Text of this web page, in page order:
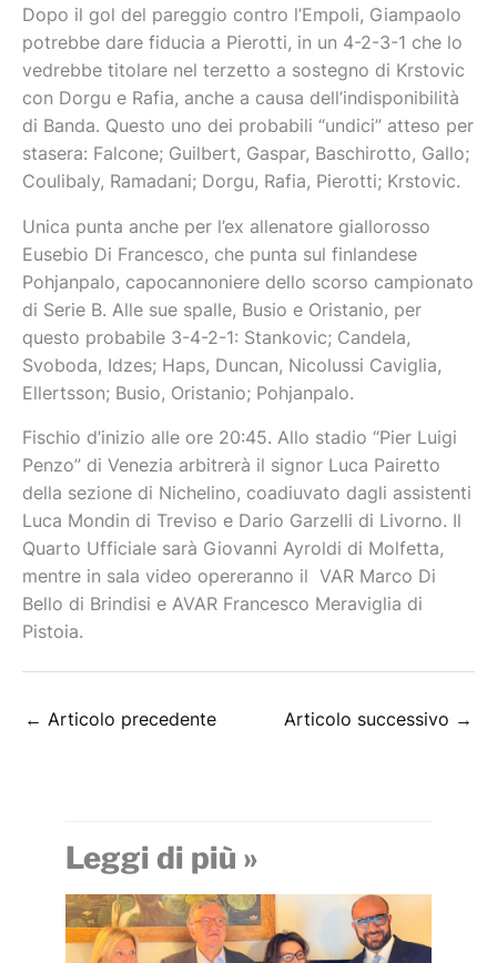
Dopo il gol del pareggio contro l’Empoli, Giampaolo
potrebbe dare fiducia a Pierotti, in un 4-2-3-1 che lo
vedrebbe titolare nel terzetto a sostegno di Krstovic
con Dorgu e Rafia, anche a causa dell’indisponibilità
di Banda. Questo uno dei probabili “undici” atteso per
stasera: Falcone; Guilbert, Gaspar, Baschirotto, Gallo;
Coulibaly, Ramadani; Dorgu, Rafia, Pierotti; Krstovic.
Unica punta anche per l’ex allenatore giallorosso
Eusebio Di Francesco, che punta sul finlandese
Pohjanpalo, capocannoniere dello scorso campionato
di Serie B. Alle sue spalle, Busio e Oristanio, per
questo probabile 3-4-2-1: Stankovic; Candela,
Svoboda, Idzes; Haps, Duncan, Nicolussi Caviglia,
Ellertsson; Busio, Oristanio; Pohjanpalo.
Fischio d’inizio alle ore 20:45. Allo stadio “Pier Luigi
Penzo” di Venezia arbitrerà il signor Luca Pairetto
della sezione di Nichelino, coadiuvato dagli assistenti
Luca Mondin di Treviso e Dario Garzelli di Livorno. Il
Quarto Ufficiale sarà Giovanni Ayroldi di Molfetta,
mentre in sala video opereranno il VAR Marco Di
Bello di Brindisi e AVAR Francesco Meraviglia di
Pistoia.
← Articolo precedente Articolo successivo →
Leggi di più »